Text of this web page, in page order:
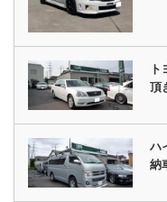
頂
ハ
納